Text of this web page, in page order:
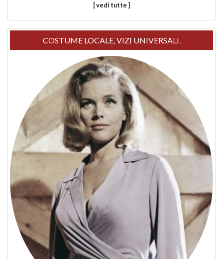
[ vedi tutte ]
COSTUME LOCALE, VIZI UNIVERSALI.